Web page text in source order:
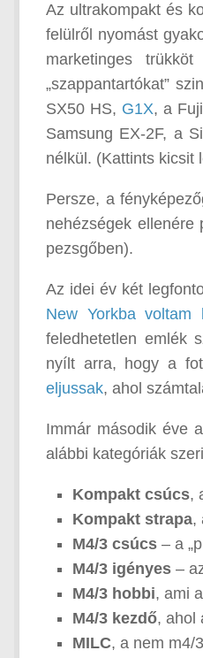
Az ultrakompakt és
felülről nyomást
marketinges
„szappantartókat”
SX50 HS, G1X, a
Samsung EX-2F, a
nélkül. (Kattints kicsit
Persze, a
nehézségek
pezsgőben).
Az idei év két
New Yorkba voltam
feledhetetlen emlék
nyílt arra, hogy a
eljussak, ahol
Immár második éve
alábbi kategóriák
Kompakt csúcs,
Kompakt strapa,
M4/3 csúcs – a
M4/3 igényes –
M4/3 hobbi, ami
M4/3 kezdő, ahol
MILC, a nem m4/